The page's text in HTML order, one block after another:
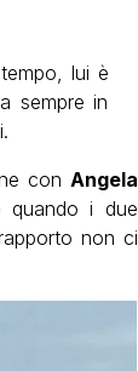
lui è
sempre in
con Angela
quando i due
non ci